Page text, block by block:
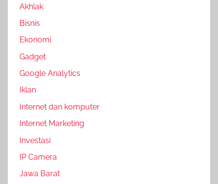
Akhlak
Bisnis
Ekonomi
Gadget
Google Analytics
Iklan
Internet dan komputer
Internet Marketing
Investasi
IP Camera
Jawa Barat